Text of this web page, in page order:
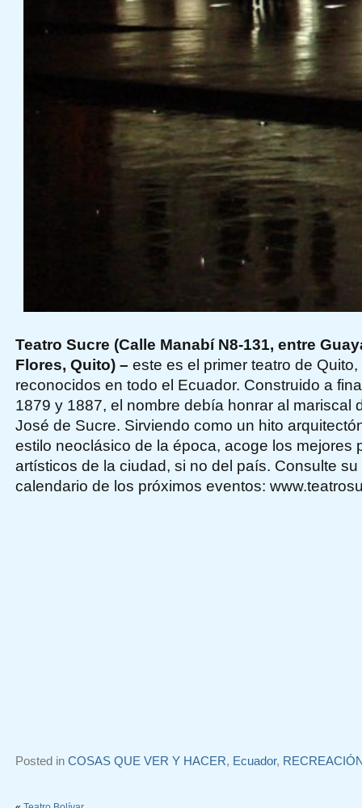
Teatro Sucre (Calle Manabí N8-131, entre
Flores, Quito) – este es el primer teatro de
reconocidos en todo el Ecuador. Construido a
1879 y 1887, el nombre debía honrar al mariscal
José de Sucre. Sirviendo como un hito
estilo neoclásico de la época, acoge los mejores
artísticos de la ciudad, si no del país. Consulte
calendario de los próximos eventos:
Posted in COSAS QUE VER Y HACER, Ecuador,